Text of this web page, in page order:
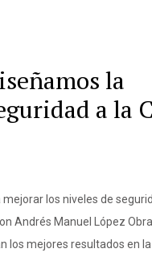
la
a la
los niveles de
Andrés Manuel López
los mejores resultados en